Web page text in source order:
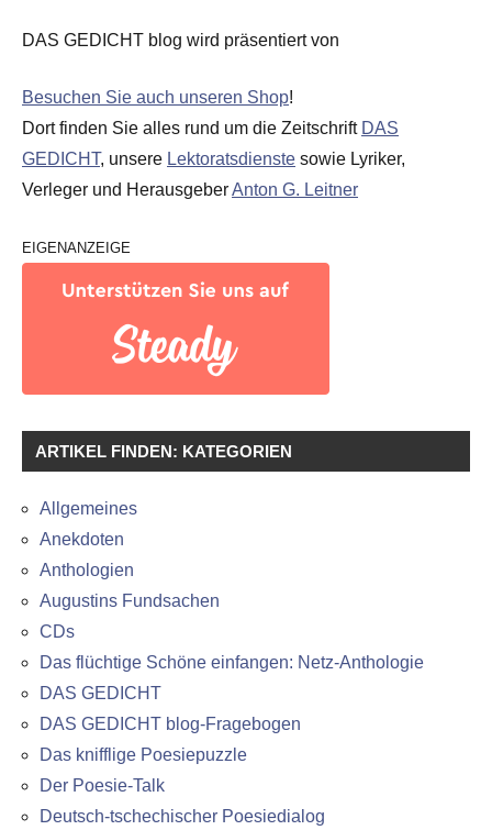
DAS GEDICHT blog wird präsentiert von
Besuchen Sie auch unseren Shop!
Dort finden Sie alles rund um die Zeitschrift DAS
GEDICHT, unsere Lektoratsdienste sowie Lyriker,
Verleger und HerausgeberAnton G. Leitner
EIGENANZEIGE
ARTIKEL FINDEN: KATEGORIEN
Allgemeines
Anekdoten
Anthologien
Augustins Fundsachen
CDs
Das flüchtige Schöne einfangen: Netz-Anthologie
DAS GEDICHT
DAS GEDICHT blog-Fragebogen
Das knifflige Poesiepuzzle
Der Poesie-Talk
Deutsch-tschechischer Poesiedialog